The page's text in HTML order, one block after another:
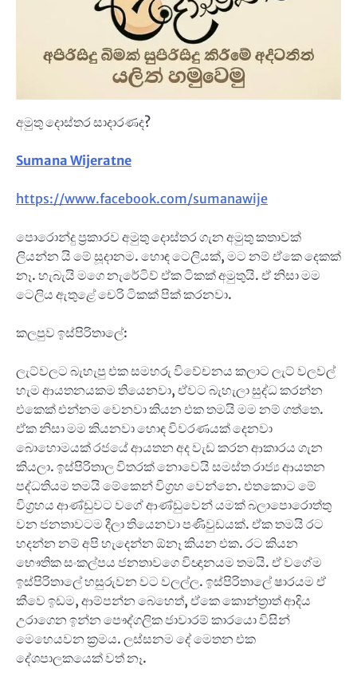
අමුතු දොස්තර සාදාරණද?
Sumana Wijeratne
https://www.facebook.com/sumanawije
පොරොන්දු ප්‍රකාරව අමුතු දොස්තර ගැන අමුතු කතාවක්
ලියන්න යි මේ සූදානම. හොඳ ටෙලියක්, මට නම් ඒකෙ දෙකක්
නෑ. හැබැයි මගෙ නැරේටිව් ඒක ටිකක් අමුතුයි. ඒ නිසා මම
ටෙලිය ඇතුළේ චෙරි ටිකක් පික් කරනවා.
කලපුව ඉස්පිරිතාලේ:
ලැට්වලට බැහැපු එක සමහරු විවේචනය කලාට ලැට් වලවල්
හැම ආයතනයකම තියෙනවා, ඒවට බැහැලා සුද්ධ කරන්න
එකෙක් එන්නම වෙනවා කියන එක තමයි මම නම් ගත්තෙ.
ඒක නිසා මම කියනවා හොඳ විවරණයක් දෙනවා
බොහොමයක් රජයේ ආයතන අද වැඩ කරන ආකාරය ගැන
කියලා. ඉස්පිරිතාල විතරක් නොවෙයි සමස්ත රාජ්‍ය ආයතන
පද්ධතියම තමයි මේකෙන් විග්‍රහ වෙන්නෙ. එතකොට මේ
විග්‍රහය ආණ්ඩුවට වගේ ආණ්ඩුවෙන් යමක් බලාපොරොත්තු
වන ජනතාවටම දීලා තියෙනවා පණිවුඩයක්. ඒක තමයි රට
හදන්න නම් අපි හැදෙන්න ඕනෑ කියන එක. රට කියන
භෞතික සංකල්පය ජනතාවගෙ විඥානයම තමයි. ඒ වගේම
ඉස්පිරිතාලේ හසුරුවන වට වලල්ල. ඉස්පිරිතාලේ ෂාරයම ඒ
කීවෙ ඉඩම, ආම්පන්න බෙහෙත්, ඒකෙ කොන්ත්‍රාත් ආදිය
උරාගෙන ඉන්න පෞද්ගලික ජාවාරම් කාරයො විසින්
මෙහෙයවන ක්‍රමය. ලස්සනම දේ මෙතන එක
දේශපාලකයෙක් වත් නෑ.